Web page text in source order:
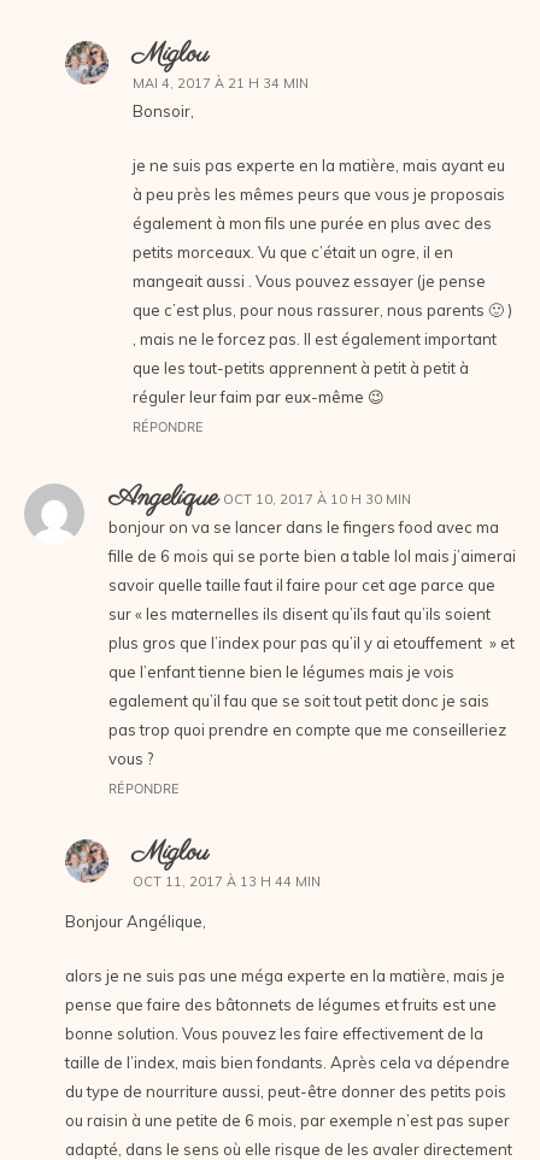
Miglou
MAI 4, 2017 À 21 H 34 MIN
Bonsoir,
je ne suis pas experte en la matière, mais ayant eu
à peu près les mêmes peurs que vous je proposais
également à mon fils une purée en plus avec des
petits morceaux. Vu que c’était un ogre, il en
mangeait aussi . Vous pouvez essayer (je pense
que c’est plus, pour nous rassurer, nous parents 🙂 )
, mais ne le forcez pas. Il est également important
que les tout-petits apprennent à petit à petit à
réguler leur faim par eux-même 😉
RÉPONDRE
Angelique OCT 10, 2017 À 10 H 30 MIN
bonjour on va se lancer dans le fingers food avec ma
fille de 6 mois qui se porte bien a table lol mais j’aimerai
savoir quelle taille faut il faire pour cet age parce que
sur « les maternelles ils disent qu’ils faut qu’ils soient
plus gros que l’index pour pas qu’il y ai etouffement » et
que l’enfant tienne bien le légumes mais je vois
egalement qu’il fau que se soit tout petit donc je sais
pas trop quoi prendre en compte que me conseilleriez
vous ?
RÉPONDRE
Miglou
OCT 11, 2017 À 13 H 44 MIN
Bonjour Angélique,
alors je ne suis pas une méga experte en la matière, mais je
pense que faire des bâtonnets de légumes et fruits est une
bonne solution. Vous pouvez les faire effectivement de la
taille de l’index, mais bien fondants. Après cela va dépendre
du type de nourriture aussi, peut-être donner des petits pois
ou raisin à une petite de 6 mois, par exemple n’est pas super
adapté, dans le sens où elle risque de les avaler directement